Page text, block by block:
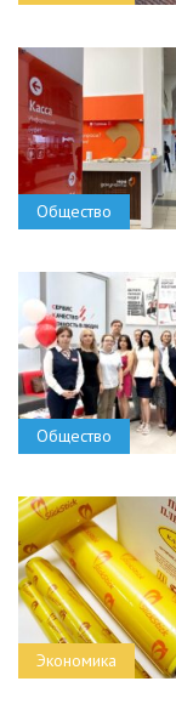
Общество
Общество
Экономика